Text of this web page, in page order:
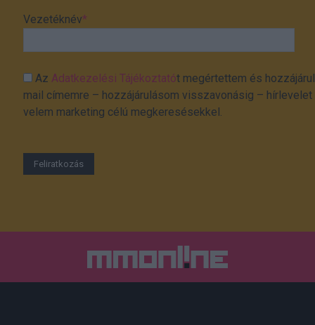
Vezetéknév*
AzAdatkezelési Tájékoztatót megértettem és
mail címemre – hozzájárulásom visszavonásig –
velem marketing célú megkeresésekkel.